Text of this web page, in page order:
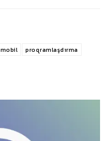
mobil
proqramlaşdırma